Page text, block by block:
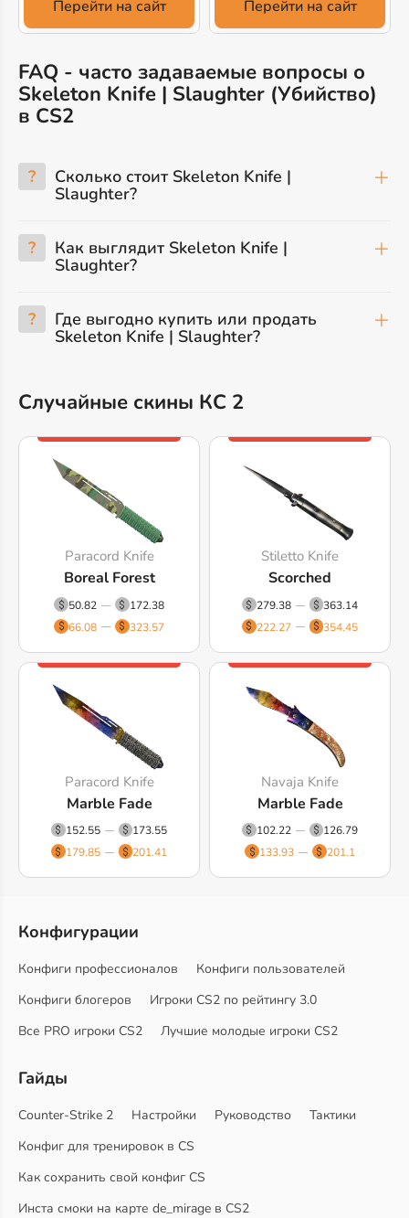
Перейти на сайт Перейти на сайт
FAQ - часто задаваемые вопросы о
Skeleton Knife | Slaughter (Убийство)
в CS2
? Сколько стоит Skeleton Knife |
Slaughter?
? Как выглядит Skeleton Knife |
Slaughter?
? Где выгодно купить или продать
Skeleton Knife | Slaughter?
Случайные скины КС 2
Paracord Knife
Boreal Forest
50.82
172.38
66.08
323.57
Stiletto Knife
Scorched
279.38
363.14
222.27
354.45
Paracord Knife
Marble Fade
152.55
173.55
179.85
201.41
Navaja Knife
Marble Fade
102.22
126.79
133.93
201.1
Конфигурации
Конфиги профессионалов
Конфиги пользователей
Конфиги блогеров
Игроки CS2 по рейтингу 3.0
Все PRO игроки CS2
Лучшие молодые игроки CS2
Гайды
Counter-Strike 2 Настройки Руководство
Тактики
Конфиг для тренировок в CS
Как сохранить свой конфиг CS
Инста смоки на карте de_mirage в CS2